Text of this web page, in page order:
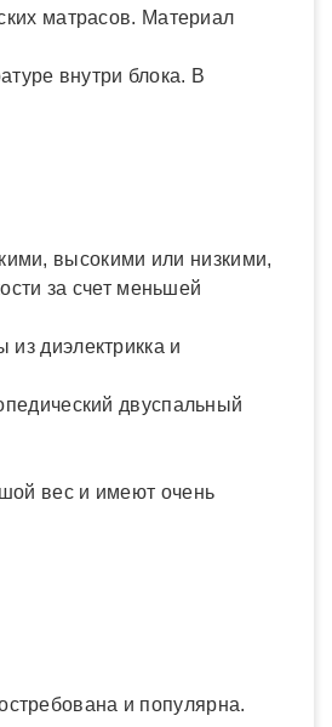
матрасов. Материал
внутри блока. В
высокими или низкими,
за счет меньшей
диэлектрикка и
двуспальный
вес и имеют очень
и популярна.